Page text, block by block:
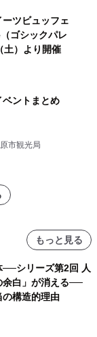
ツビュッフェ
ゴシックパレ
）より開催
ントまとめ
市観光局
もっと見る
──シリーズ第2回 人
余白」が消える──
構造的理由